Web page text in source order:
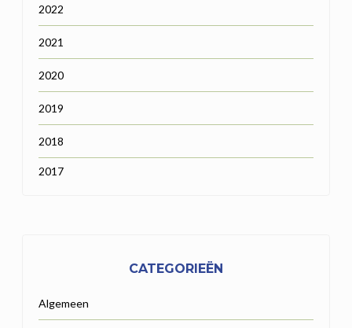
2022
2021
2020
2019
2018
2017
CATEGORIEËN
Algemeen